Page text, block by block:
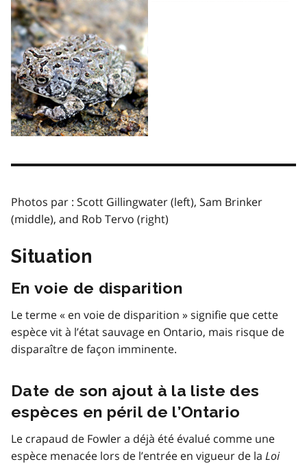
Photos par : Scott Gillingwater (left), Sam Brinker
(middle), and Rob Tervo (right)
Situation
En voie de disparition
Le terme « en voie de disparition » signifie que cette
espèce vit à l’état sauvage en Ontario, mais risque de
disparaître de façon imminente.
Date de son ajout à la liste des
espèces en péril de l’Ontario
Le crapaud de Fowler a déjà été évalué comme une
espèce menacée lors de l’entrée en vigueur de la Loi